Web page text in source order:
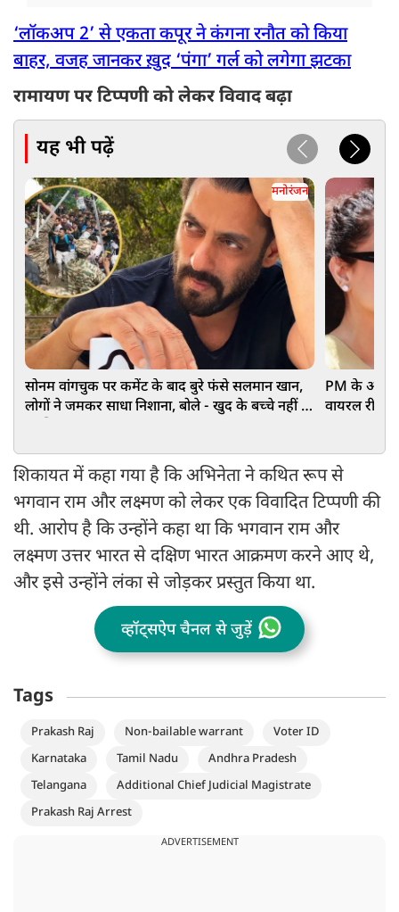
‘लॉकअप 2’ से एकता कपूर ने कंगना रनौत को किया
बाहर, वजह जानकर ख़ुद ‘पंगा’ गर्ल को लगेगा झटका
रामायण पर टिप्पणी को लेकर विवाद बढ़ा
यह भी पढ़ें
मनोरंजन
सोनम वांगचुक पर कमेंट के बाद बुरे फंसे सलमान खान,
लोगों ने जमकर साधा निशाना, बोले - खुद के बच्चे नहीं है
PM के
वायरल
शिकायत में कहा गया है कि अभिनेता ने कथित रूप से
भगवान राम और लक्ष्मण को लेकर एक विवादित टिप्पणी की
थी. आरोप है कि उन्होंने कहा था कि भगवान राम और
लक्ष्मण उत्तर भारत से दक्षिण भारत आक्रमण करने आए थे,
और इसे उन्होंने लंका से जोड़कर प्रस्तुत किया था.
व्हॉट्सऐप चैनल से जुड़ें
Tags
Prakash Raj Non-bailable warrant
Voter ID
Karnataka
Tamil Nadu
Andhra Pradesh
Telangana
Additional Chief Judicial Magistrate
Prakash Raj Arrest
ADVERTISEMENT